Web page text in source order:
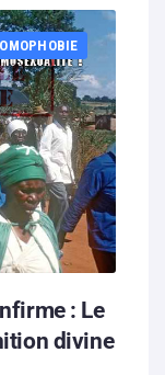
: Le
divine